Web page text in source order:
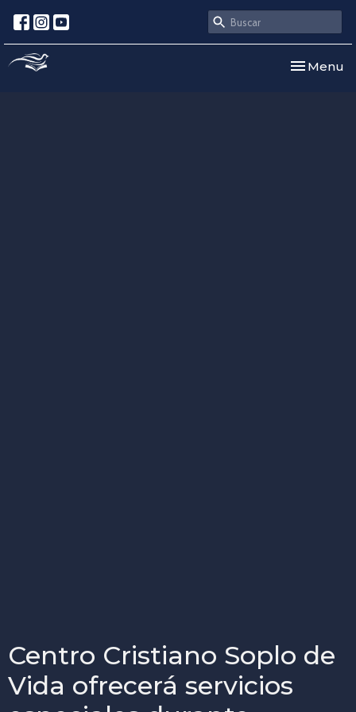
Toggle
Menu
Centro Cristiano Soplo de
Vida ofrecerá servicios